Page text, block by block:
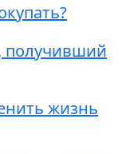
получивший
жизнь